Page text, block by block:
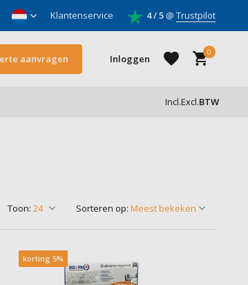
Klantenservice 4 / 5@ Trustpilot
aanvragen Inloggen
0
Incl.Excl.BTW
Toon: Sorteren op:
korting 5%